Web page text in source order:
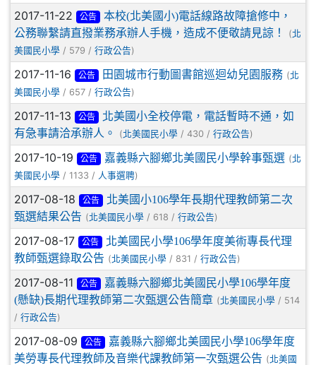
2017-11-22 公告
本校(北美國小)電話線路故障搶修中，
公務聯繫請直撥業務承辦人手機，造成不便敬請見諒！
(北
美國民小學 / 579 / 行政公告)
2017-11-16 公告 田園城市行動圖書館巡迴幼兒園服務 (北
美國民小學 / 657 / 行政公告)
2017-11-13 公告
北美國小全校停電，電話暫時不通，如
有急事請洽承辦人。
(北美國民小學 / 430 / 行政公告)
2017-10-19 公告 嘉義縣六腳鄉北美國民小學幹事甄選 (北
美國民小學 / 1133 / 人事選聘)
2017-08-18 公告
北美國小106學年長期代理教師第二次
甄選結果公告 (北美國民小學 / 618 / 行政公告)
2017-08-17 公告
北美國民小學106學年度美術專長代理
教師甄選錄取公告 (北美國民小學 / 831 / 行政公告)
2017-08-11 公告
嘉義縣六腳鄉北美國民小學106學年度
(懸缺)長期代理教師第二次甄選公告簡章 (北美國民小學 / 514
/ 行政公告)
2017-08-09 公告
嘉義縣六腳鄉北美國民小學106學年度
美勞專長代理教師及音樂代課教師第一次甄選公告 (北美國